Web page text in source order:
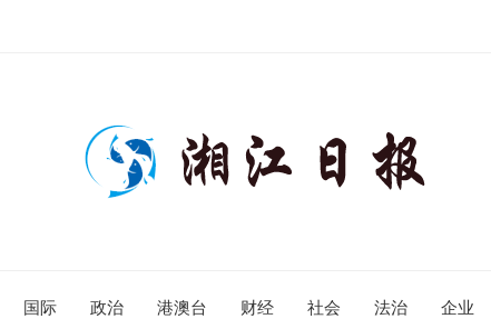
国际 政治 港澳台 财经 社会 法治 企业